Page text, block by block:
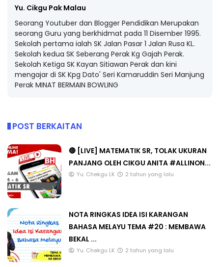
Yu. Cikgu Pak Malau
Seorang Youtuber dan Blogger Pendidikan Merupakan
seorang Guru yang berkhidmat pada 11 Disember 1995.
Sekolah pertama ialah SK Jalan Pasar 1 Jalan Rusa KL.
Sekolah kedua SK Seberang Perak Kg Gajah Perak.
Sekolah Ketiga SK Kayan Sitiawan Perak dan kini
mengajar di SK Kpg Dato' Seri Kamaruddin Seri Manjung
Perak MINAT BERMAIN BOWLING
POST BERKAITAN
🔴 [LIVE] MATEMATIK SR, TOLAK UKURAN
PANJANG OLEH CIKGU ANITA #ALLINON...
Yu. Chekgu LK 2 tahun yang lalu
NOTA RINGKAS IDEA ISI KARANGAN
BAHASA MELAYU TEMA #20 : MEMBAWA
BEKAL ...
Yu. Chekgu LK 2 tahun yang lalu